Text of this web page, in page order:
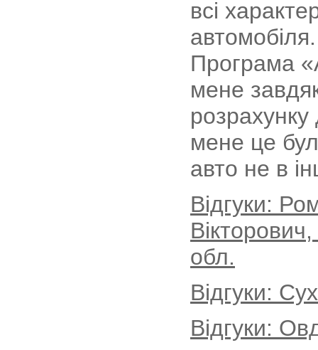
всі
Програма
мене
мене це
авто не в
Відгуки:
обл.
Відгуки:
Відгуки: